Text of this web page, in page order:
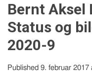
Bernt Aksel
Status og
2020-9
Published 9. februar 2017